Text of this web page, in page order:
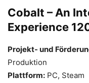
Cobalt – An
Experience
Projekt- und
Produktion
Plattform: PC, Steam